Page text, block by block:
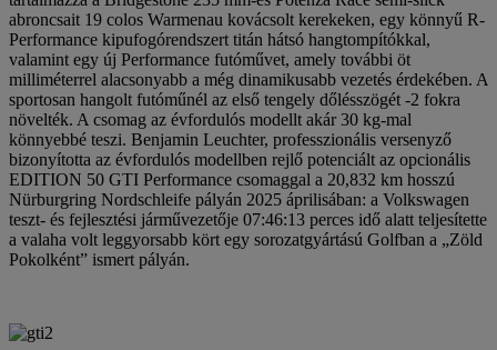
abroncsait 19 colos Warmenau kovácsolt kerekeken, egy könnyű R-
Performance kipufogórendszert titán hátsó hangtompítókkal,
valamint egy új Performance futóművet, amely további öt
milliméterrel alacsonyabb a még dinamikusabb vezetés érdekében. A
sportosan hangolt futóműnél az első tengely dőlésszögét -2 fokra
növelték. A csomag az évfordulós modellt akár 30 kg-mal
könnyebbé teszi. Benjamin Leuchter, professzionális versenyző
bizonyította az évfordulós modellben rejlő potenciált az opcionális
EDITION 50 GTI Performance csomaggal a 20,832 km hosszú
Nürburgring Nordschleife pályán 2025 áprilisában: a Volkswagen
teszt- és fejlesztési járművezetője 07:46:13 perces idő alatt teljesítette
a valaha volt leggyorsabb kört egy sorozatgyártású Golfban a „Zöld
Pokolként” ismert pályán.